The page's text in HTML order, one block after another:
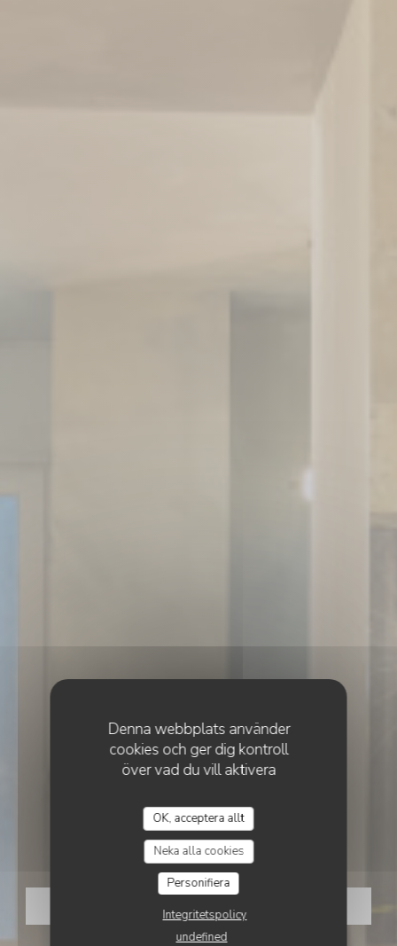
Denna webbplats använder
cookies och ger dig kontroll
över vad du vill aktivera
OK, acceptera allt
Neka alla cookies
Personifiera
Integritetspolicy
undefined
• PARIS
TERRA Pizza
TERRA PIZZA